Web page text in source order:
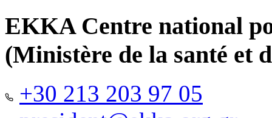
EKKA Centre national
(Ministère de la santé et
+30 213 203 97 05